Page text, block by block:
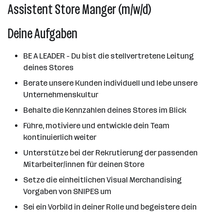
Assistent Store Manger (m/w/d)
Deine Aufgaben
BE A LEADER - Du bist die stellvertretene Leitung
deines Stores
Berate unsere Kunden individuell und lebe unsere
Unternehmenskultur
Behalte die Kennzahlen deines Stores im Blick
Führe, motiviere und entwickle dein Team
kontinuierlich weiter
Unterstütze bei der Rekrutierung der passenden
Mitarbeiter/innen für deinen Store
Setze die einheitlichen Visual Merchandising
Vorgaben von SNIPES um
Sei ein Vorbild in deiner Rolle und begeistere dein